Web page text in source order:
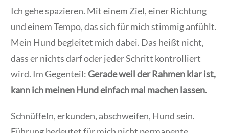
Ich gehe spazieren. Mit einem Ziel, einer Richtung
und einem Tempo, das sich für mich stimmig anfühlt.
Mein Hund begleitet mich dabei. Das heißt nicht,
dass er nichts darf oder jeder Schritt kontrolliert
wird. Im Gegenteil:Gerade weil der Rahmen klar ist,
kann ich meinen Hund einfach mal machen lassen.
Schnüffeln, erkunden, abschweifen, Hund sein.